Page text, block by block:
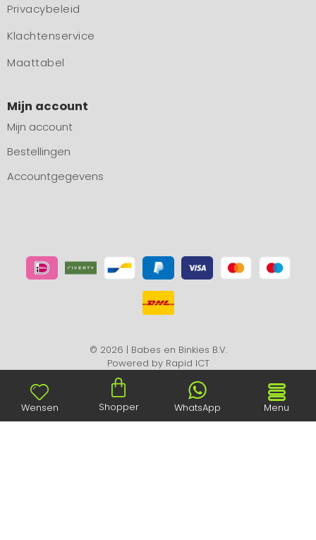
Privacybeleid
Klachtenservice
Maattabel
Mijn account
Mijn account
Bestellingen
Accountgegevens
© 2026 | Babes en Binkies B.V.
Powered by Rapid ICT
Wensen Shopper WhatsApp Menu